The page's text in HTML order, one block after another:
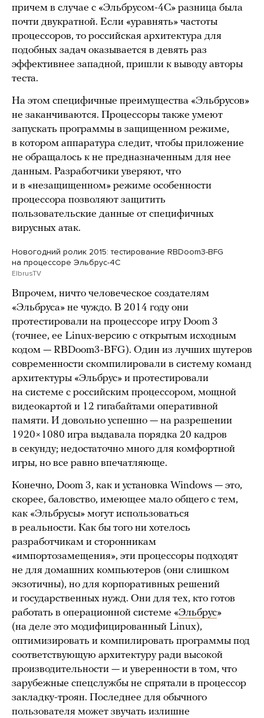
причем в случае с «Эльбрусом-4С» разница была
почти двукратной. Если «уравнять» частоты
процессоров, то российская архитектура для
подобных задач оказывается в девять раз
эффективнее западной, пришли к выводу авторы
теста.
На этом специфичные преимущества «Эльбрусов»
не заканчиваются. Процессоры также умеют
запускать программы в защищенном режиме,
в котором аппаратура следит, чтобы приложение
не обращалось к не предназначенным для нее
данным. Разработчики уверяют, что
и в «незащищенном» режиме особенности
процессора позволяют защитить
пользовательские данные от специфичных
вирусных атак.
Новогодний ролик 2015: тестирование RBDoom3-BFG
на процессоре Эльбрус-4С
ElbrusTV
Впрочем, ничто человеческое создателям
«Эльбруса» не чуждо. В 2014 году они
протестировали на процессоре игру Doom 3
(точнее, ее Linux-версию с открытым исходным
кодом — RBDoom3-BFG). Один из лучших шутеров
современности скомпилировали в систему команд
архитектуры «Эльбрус» и протестировали
на системе с российским процессором, мощной
видеокартой и 12 гигабайтами оперативной
памяти. И довольно успешно — на разрешении
1920×1080 игра выдавала порядка 20 кадров
в секунду; недостаточно много для комфортной
игры, но все равно впечатляюще.
Конечно, Doom 3, как и установка Windows — это,
скорее, баловство, имеющее мало общего с тем,
как «Эльбрусы» могут использоваться
в реальности. Как бы того ни хотелось
разработчикам и сторонникам
«импортозамещения», эти процессоры подходят
не для домашних компьютеров (они слишком
экзотичны), но для корпоративных решений
и государственных нужд. Они для тех, кто готов
работать в операционной системе «Эльбрус»
(на деле это модифицированный Linux),
оптимизировать и компилировать программы под
соответствующую архитектуру ради высокой
производительности — и уверенности в том, что
зарубежные спецслужбы не спрятали в процессор
закладку-троян. Последнее для обычного
пользователя может звучать излишне